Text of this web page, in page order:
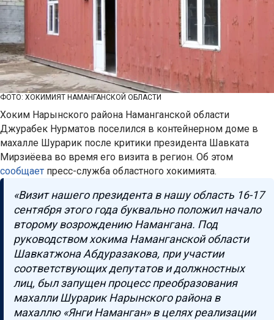
ФОТО: ХОКИМИЯТ НАМАНГАНСКОЙ ОБЛАСТИ
Хоким Нарынского района Наманганской области
Джурабек Нурматов поселился в контейнерном доме в
махалле Шурарик после критики президента Шавката
Мирзиёева во время его визита в регион. Об этом
сообщает пресс-служба областного хокимията.
«Визит нашего президента в нашу область 16-17
сентября этого года буквально положил начало
второму возрождению Намангана. Под
руководством хокима Наманганской области
Шавкатжона Абдуразакова, при участии
соответствующих депутатов и должностных
лиц, был запущен процесс преобразования
махалли Шурарик Нарынского района в
махаллю «Янги Наманган» в целях реализации